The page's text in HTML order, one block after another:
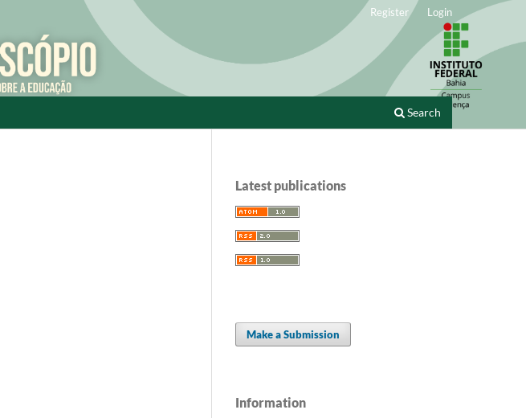
Search
Register Login
Latest publications
Make a Submission
Information